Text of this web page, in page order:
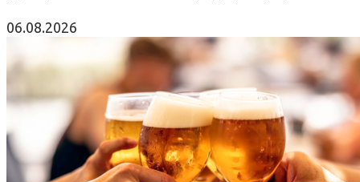
06.08.2026